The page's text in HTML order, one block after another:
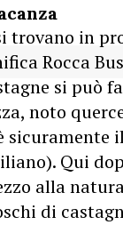
trovano in
Rocca
si può
noto
sicuramente
Qui
alla
di